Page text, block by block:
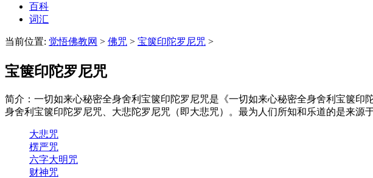
百科
词汇
当前位置: 觉悟佛教网 > 佛咒 > 宝箧印陀罗尼咒 >
宝箧印陀罗尼咒
简介：一切如来心秘密全身舍利宝箧印陀罗尼咒是《一切如来心秘密全身舍利宝箧
身舍利宝箧印陀罗尼咒、大悲陀罗尼咒（即大悲咒）。最为人们所知和乐道的是来源
大悲咒
楞严咒
六字大明咒
财神咒